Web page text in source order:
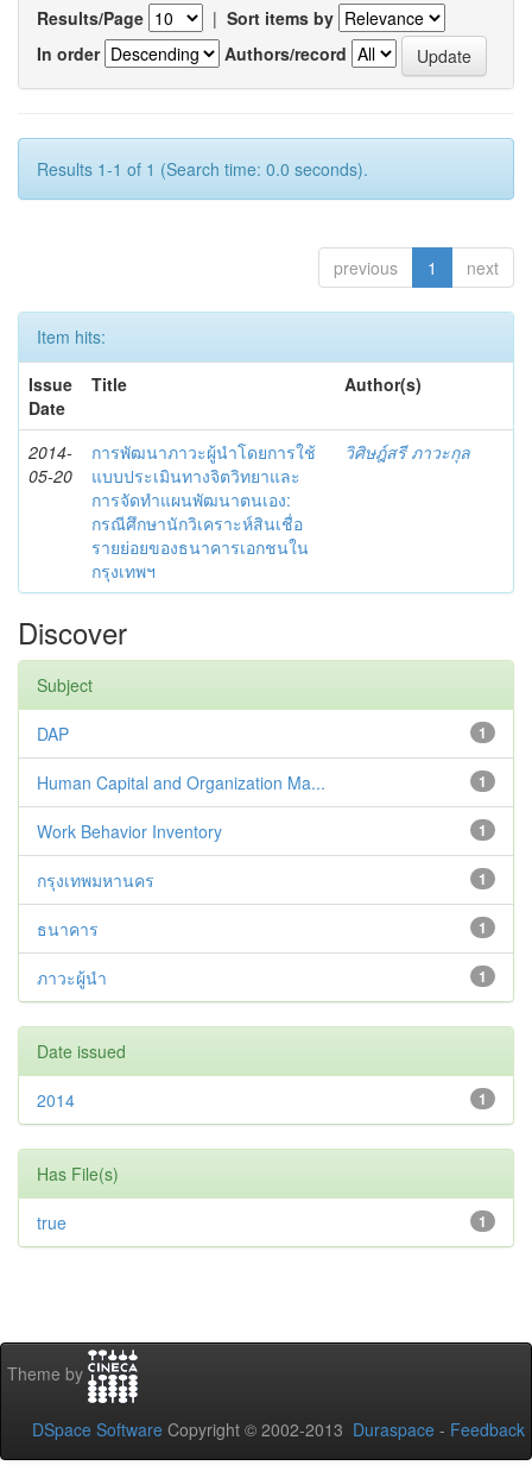
Results/Page | Sort items by
In order
Authors/record
Results 1-1 of 1 (Search time: 0.0 seconds).
previous 1 next
Item hits:
Issue
Date
Title Author(s)
2014-
05-20
การพัฒนาภาวะผู้นำโดยการใช้
แบบประเมินทางจิตวิทยาและ
การจัดทำแผนพัฒนาตนเอง:
กรณีศึกษานักวิเคราะห์สินเชื่อ
รายย่อยของธนาคารเอกชนใน
กรุงเทพฯ
วิศิษฎ์สรี ภาวะกุล
Discover
Subject
1
DAP
1
Human Capital and Organization Ma...
1
Work Behavior Inventory
1
กรุงเทพมหานคร
1
ธนาคาร
1
ภาวะผู้นำ
Date issued
1
2014
Has File(s)
1
true
Theme by
DSpace Software Copyright © 2002-2013 Duraspace - Feedback